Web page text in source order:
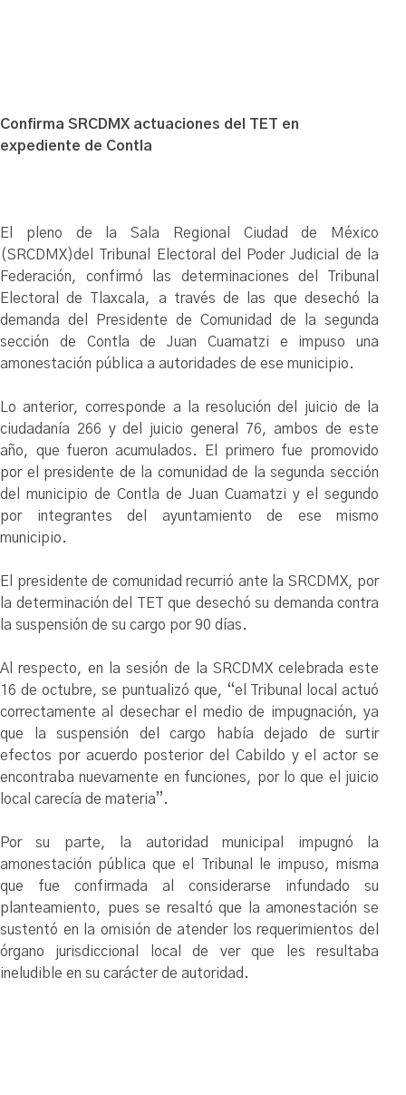
Confirma SRCDMX actuaciones del TET en
expediente de Contla
El pleno de la Sala Regional Ciudad de México
(SRCDMX)del Tribunal Electoral del Poder Judicial de la
Federación, confirmó las determinaciones del Tribunal
Electoral de Tlaxcala, a través de las que desechó la
demanda del Presidente de Comunidad de la segunda
sección de Contla de Juan Cuamatzi e impuso una
amonestación pública a autoridades de ese municipio.
Lo anterior, corresponde a la resolución del juicio de la
ciudadanía 266 y del juicio general 76, ambos de este
año, que fueron acumulados. El primero fue promovido
por el presidente de la comunidad de la segunda sección
del municipio de Contla de Juan Cuamatzi y el segundo
por integrantes del ayuntamiento de ese mismo
municipio.
El presidente de comunidad recurrió ante la SRCDMX, por
la determinación del TET que desechó su demanda contra
la suspensión de su cargo por 90 días.
Al respecto, en la sesión de la SRCDMX celebrada este
16 de octubre, se puntualizó que, “el Tribunal local actuó
correctamente al desechar el medio de impugnación, ya
que la suspensión del cargo había dejado de surtir
efectos por acuerdo posterior del Cabildo y el actor se
encontraba nuevamente en funciones, por lo que el juicio
local carecía de materia”.
Por su parte, la autoridad municipal impugnó la
amonestación pública que el Tribunal le impuso, misma
que fue confirmada al considerarse infundado su
planteamiento, pues se resaltó que la amonestación se
sustentó en la omisión de atender los requerimientos del
órgano jurisdiccional local de ver que les resultaba
ineludible en su carácter de autoridad.